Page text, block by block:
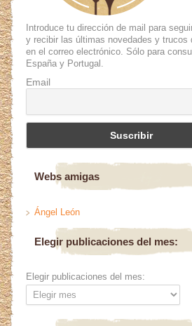
Introduce tu dirección de mail para
y recibir las últimas novedades y trucos
en el correo electrónico. Sólo para
España y Portugal.
Email
Webs amigas
Ángel León
Elegir publicaciones del mes:
Elegir publicaciones del mes: